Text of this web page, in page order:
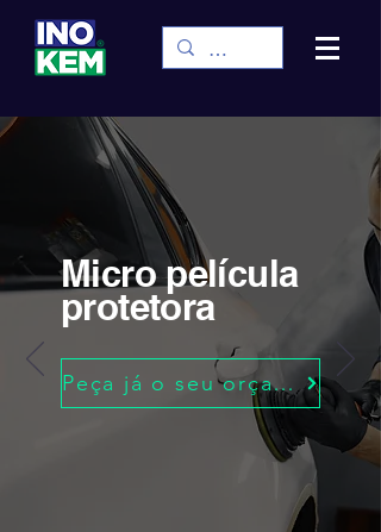
Micro película
protetora
Peça já o seu orçamento